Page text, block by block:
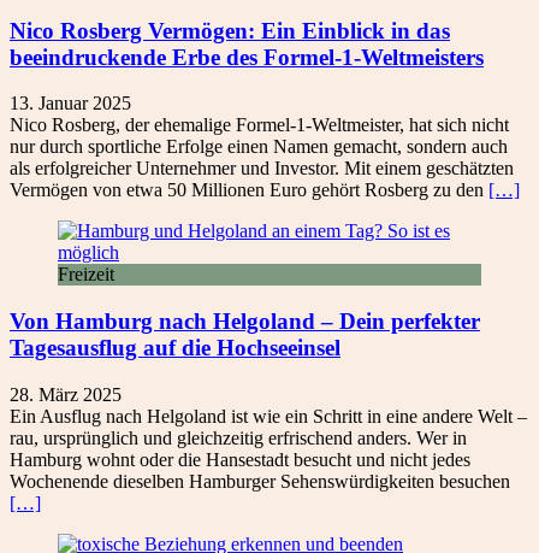
Nico Rosberg Vermögen: Ein Einblick in das
beeindruckende Erbe des Formel-1-Weltmeisters
13. Januar 2025
Nico Rosberg, der ehemalige Formel-1-Weltmeister, hat sich nicht
nur durch sportliche Erfolge einen Namen gemacht, sondern auch
als erfolgreicher Unternehmer und Investor. Mit einem geschätzten
Vermögen von etwa 50 Millionen Euro gehört Rosberg zu den […]
Freizeit
Von Hamburg nach Helgoland – Dein perfekter
Tagesausflug auf die Hochseeinsel
28. März 2025
Ein Ausflug nach Helgoland ist wie ein Schritt in eine andere Welt –
rau, ursprünglich und gleichzeitig erfrischend anders. Wer in
Hamburg wohnt oder die Hansestadt besucht und nicht jedes
Wochenende dieselben Hamburger Sehenswürdigkeiten besuchen
[…]